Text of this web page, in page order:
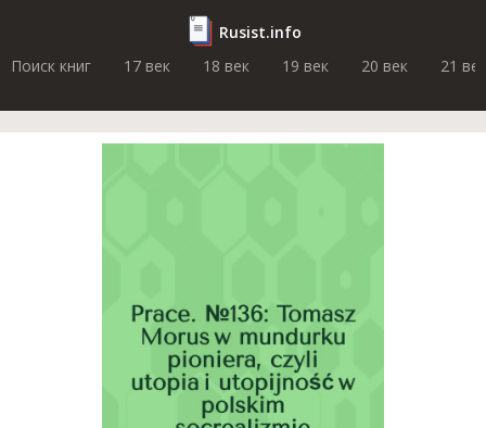
Rusist.info
Поиск книг
17 век 18 век 19 век 20 век 21 век